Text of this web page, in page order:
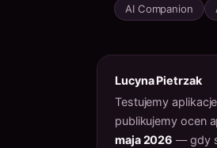
AI Companion
Lucyna Pietrzak
Testujemy
publikujemy ocen
maja 2026 — gdy